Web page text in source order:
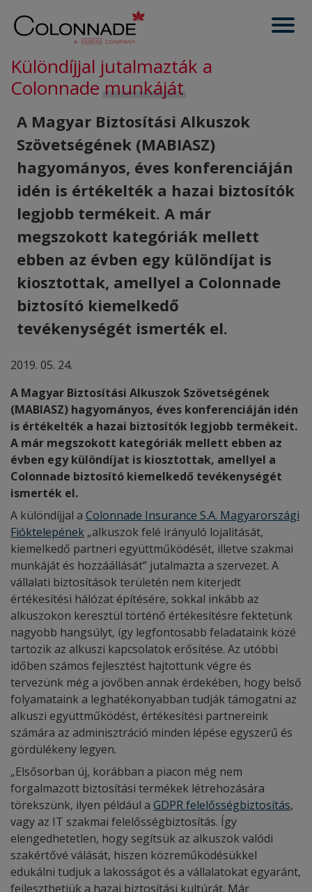
Különdíjjal jutalmazták a
Colonnade munkáját
A Magyar Biztosítási Alkuszok
Szövetségének (MABIASZ)
hagyományos, éves konferenciáján
idén is értékelték a hazai biztosítók
legjobb termékeit. A már
megszokott kategóriák mellett
ebben az évben egy különdíjat is
kiosztottak, amellyel a Colonnade
biztosító kiemelkedő
tevékenységét ismerték el.
2019. 05. 24.
A Magyar Biztosítási Alkuszok Szövetségének
(MABIASZ) hagyományos, éves konferenciáján idén
is értékelték a hazai biztosítók legjobb termékeit.
A már megszokott kategóriák mellett ebben az
évben egy különdíjat is kiosztottak, amellyel a
Colonnade biztosító kiemelkedő tevékenységét
ismerték el.
A különdíjjal a Colonnade Insurance S.A. Magyarországi
Fióktelepének „alkuszok felé irányuló lojalitását,
kiemelkedő partneri együttműködését, illetve szakmai
munkáját és hozzáállását” jutalmazta a szervezet. A
vállalati biztosítások területén nem kiterjedt
értékesítési hálózat építésére, sokkal inkább az
alkuszokon keresztül történő értékesítésre fektetünk
nagyobb hangsúlyt, így legfontosabb feladataink közé
tartozik az alkuszi kapcsolatok erősítése. Az utóbbi
időben számos fejlesztést hajtottunk végre és
tervezünk még a jövőben annak érdekében, hogy belső
folyamataink a leghatékonyabban tudják támogatni az
alkuszi együttműködést, értékesítési partnereink
számára az adminisztráció minden lépése egyszerű és
gördülékeny legyen.
„Elsősorban új, korábban a piacon még nem
forgalmazott biztosítási termékek létrehozására
törekszünk, ilyen például a GDPR felelősségbiztosítás,
vagy az IT szakmai felelősségbiztosítás. Így
elengedhetetlen, hogy segítsük az alkuszok valódi
szakértővé válását, hiszen közreműködésükkel
edukálni tudjuk a lakosságot és a vállalatokat egyaránt,
fejleszthetjük a hazai biztosítási kultúrát. Már